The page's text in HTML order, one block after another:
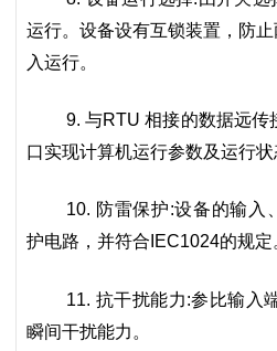
运行。设备设有互锁装置，防
入运行。
9. 与RTU 相接的数据远传
口实现计算机运行参数及运行状
10. 防雷保护:设备的输入
护电路，并符合IEC1024的规定
11. 抗干扰能力:参比输入
瞬间干扰能力。